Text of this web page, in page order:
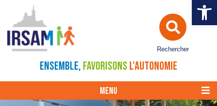
Ouvrir
Rechercher
ENSEMBLE, FAVORISONS L'AUTONOMIE
MENU